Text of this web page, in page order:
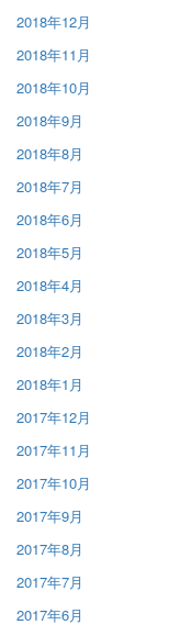
2018年12月
2018年11月
2018年10月
2018年9月
2018年8月
2018年7月
2018年6月
2018年5月
2018年4月
2018年3月
2018年2月
2018年1月
2017年12月
2017年11月
2017年10月
2017年9月
2017年8月
2017年7月
2017年6月